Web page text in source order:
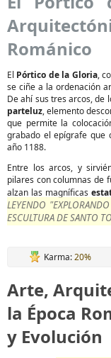
Románico
El Pórtico de la Gloria,
se ciñe a la ordenación
De ahí sus tres arcos, de
parteluz, elemento
que permite la
grabado el epígrafe que
año 1188.
Entre los arcos, y
pilares con columnas de
alzan las magníficas
LEYENDO
ESCULTURA DE SANTO
Karma:20%
Arte,
la Época
y Evolución